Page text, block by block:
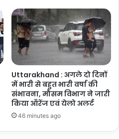
Uttarakhand : अगले दो दिनों
में भारी से बहुत भारी वर्षा की
संभावना, मौसम विभाग ने जारी
किया ऑरेंज एवं येलो अलर्ट
46 minutes ago